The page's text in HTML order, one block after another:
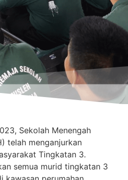
Sekolah Menengah
telah menganjurkan
Tingkatan 3.
semua murid tingkatan 3